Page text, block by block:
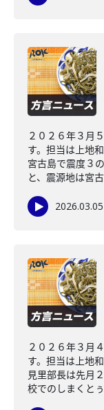
２０２６年３月
す。担当は上地
宮古島で震度３
と、震源地は宮
2026.03.05
２０２６年３月
す。担当は上地
見里部長は先月
校でのしまくと